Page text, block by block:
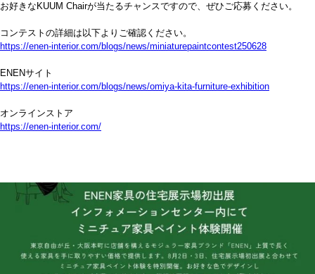
お好きなKUUM Chairが当たるチャンスですので、ぜひご応募ください。
コンテストの詳細は以下よりご確認ください。
https://enen-interior.com/blogs/news/miniaturepaintcontest250628
ENENサイト
https://enen-interior.com/blogs/news/omiya-kita-furniture-exhibition
オンラインストア
https://enen-interior.com/